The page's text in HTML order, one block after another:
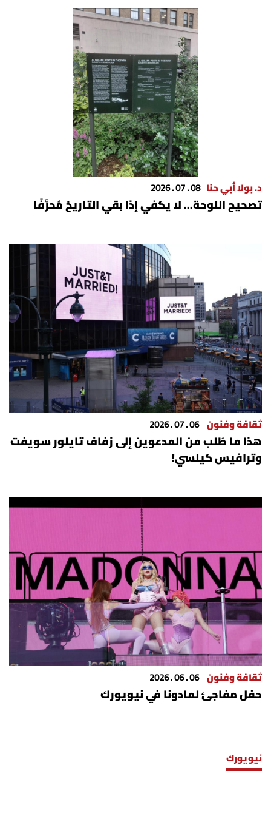
حظّك اليوم
من نحن
شروط الإشتراك
Digital solutions by
د. بولا أبي حنا 08 . 07 . 2026
تصحيح اللوحة... لا يكفي إذا بقي التاريخ مُحرَّفًا
ثقافة وفنون 06 . 07 . 2026
هذا ما طُلب من المدعوين إلى زفاف تايلور سويفت
وترافيس كيلسي!
ثقافة وفنون 06 . 06 . 2026
حفل مفاجئ لمادونا في نيويورك
نيويورك